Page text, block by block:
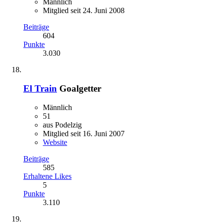
Männlich
Mitglied seit 24. Juni 2008
Beiträge
604
Punkte
3.030
El Train Goalgetter
Männlich
51
aus Podelzig
Mitglied seit 16. Juni 2007
Website
Beiträge
585
Erhaltene Likes
5
Punkte
3.110